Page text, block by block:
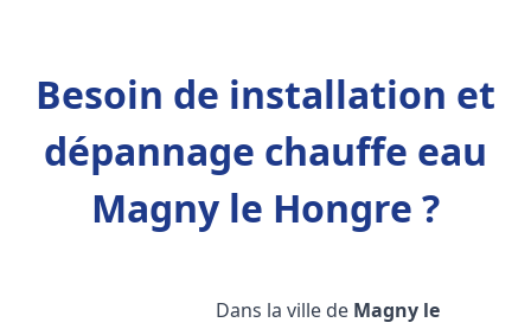
Besoin de installation et
dépannage chauffe eau
Magny le Hongre ?
Dans la ville de Magny le